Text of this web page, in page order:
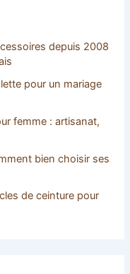
depuis 2008
pour un mariage
femme : artisanat,
bien choisir ses
de ceinture pour